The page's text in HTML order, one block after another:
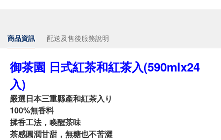
商品資訊 配送及售後服務說明
御茶園 日式紅茶和紅茶入(590mlx24
入)
嚴選日本三重縣產和紅茶入り
100%無香料
揉香工法，喚醒茶味
茶感圓潤甘甜，無糖也不苦澀